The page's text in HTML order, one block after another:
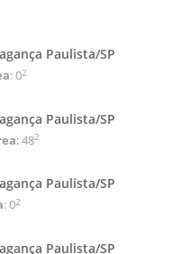
Paulista/SP
: 02
Paulista/SP
: 482
Paulista/SP
: 02
Paulista/SP